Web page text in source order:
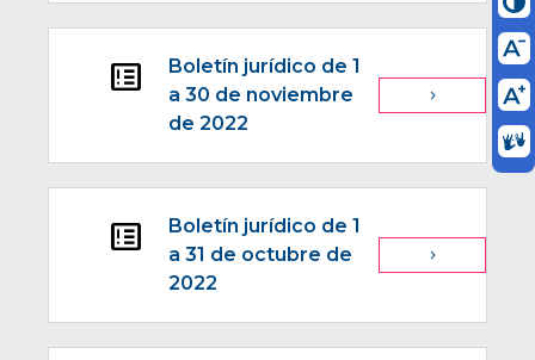
breaking_news
Boletín jurídico de 1
a 30 de noviembre
de 2022
navigate_next
breaking_news
Boletín jurídico de 1
a 31 de octubre de
2022
navigate_next